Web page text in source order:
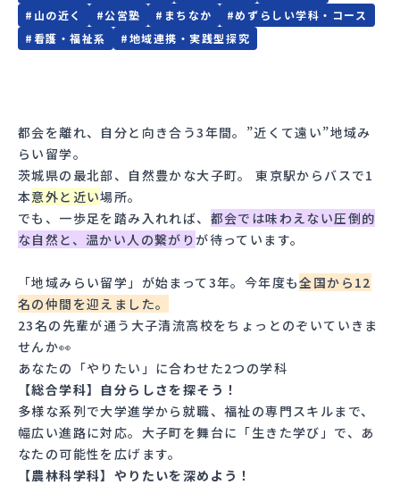
# 山の近く #公営塾 # まちなか #めずらしい学科・コース
#看護・福祉系 #地域連携・実践型探究
都会を離れ、自分と向き合う3年間。”近くて遠い”地域み
らい留学。
茨城県の最北部、 自然豊かな大子町。 東京駅からバスで1
本意外と近い場所。
でも、一歩足を踏み入れれば、 都会では味わえない圧倒的
な自然と、温かい人の繋がりが待っています。
「地域みらい留学」が始まって3年。今年度も全国から12
名の仲間を迎えました。
23名の先輩が通う大子清流高校をちょっとのぞいていきま
せんか👀
あなたの「やりたい」に合わせた2つの学科
【総合学科】自分らしさを探そう！
多様な系列で大学進学から就職、福祉の専門スキルまで、
幅広い進路に対応。大子町を舞台に「生きた学び」で、あ
なたの可能性を広げます。
【農林科学科】やりたいを深めよう！